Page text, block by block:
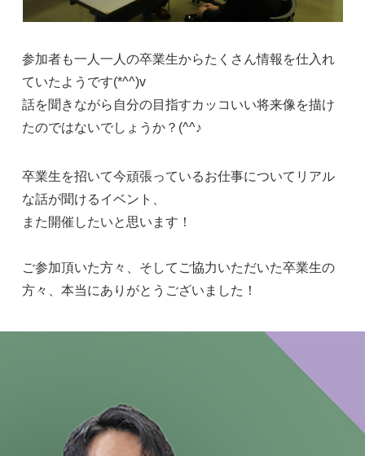
参加者も一人一人の卒業生からたくさん情報を仕入れ
ていたようです(*^^)v
話を聞きながら自分の目指すカッコいい将来像を描け
たのではないでしょうか？(^^♪
卒業生を招いて今頑張っているお仕事についてリアル
な話が聞けるイベント、
また開催したいと思います！
ご参加頂いた方々、そしてご協力いただいた卒業生の
方々、本当にありがとうございました！